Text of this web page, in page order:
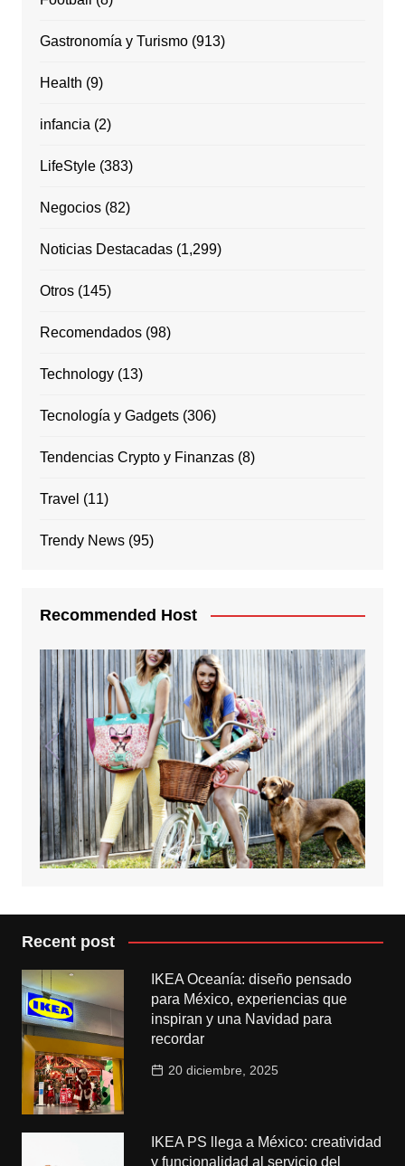
Gastronomía y Turismo(913)
Health (9)
infancia (2)
LifeStyle(383)
Negocios(82)
Noticias Destacadas(1,299)
Otros(145)
Recomendados(98)
Technology(13)
Tecnología y Gadgets(306)
Tendencias Crypto y Finanzas(8)
Travel (11)
Trendy News(95)
Recommended Host
Recent post
IKEA Oceanía: diseño pensado
para México, experiencias que
inspiran y una Navidad para
recordar
20 diciembre, 2025
IKEA PS llega a México: creatividad
y funcionalidad al servicio del